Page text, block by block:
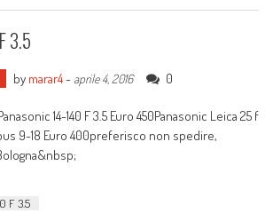
3.5
by marar4- aprile 4, 2016 0
14-140 F 3.5 Euro 450Panasonic Leica 25 f
9-18 Euro 400preferisco non spedire,
F 3.5